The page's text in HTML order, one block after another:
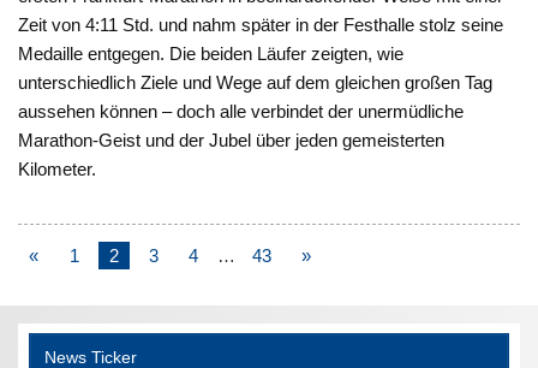
Zeit von 4:11 Std. und nahm später in der Festhalle stolz seine
Medaille entgegen. Die beiden Läufer zeigten, wie
unterschiedlich Ziele und Wege auf dem gleichen großen Tag
aussehen können – doch alle verbindet der unermüdliche
Marathon-Geist und der Jubel über jeden gemeisterten
Kilometer.
« 1 2 3 4 … 43 »
News Ticker